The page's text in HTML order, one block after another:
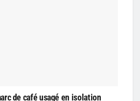
de café usagé en isolation